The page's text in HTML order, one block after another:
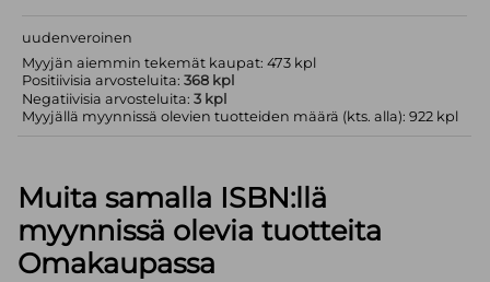
uudenveroinen
Myyjän aiemmin tekemät kaupat: 473 kpl
Positiivisia arvosteluita:368 kpl
Negatiivisia arvosteluita:3 kpl
Myyjällä myynnissä olevien tuotteiden määrä (kts. alla): 922 kpl
Muita samalla ISBN:llä
myynnissä olevia tuotteita
Omakaupassa